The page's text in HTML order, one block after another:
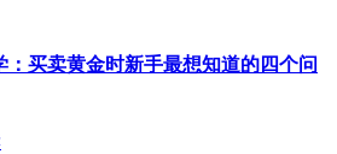
：买卖黄金时新手最想知道的四个问